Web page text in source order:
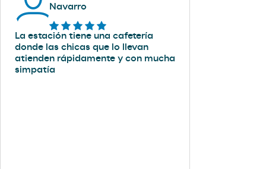
Navarro
La estación tiene una cafetería
donde las chicas que lo llevan
atienden rápidamente y con mucha
simpatía